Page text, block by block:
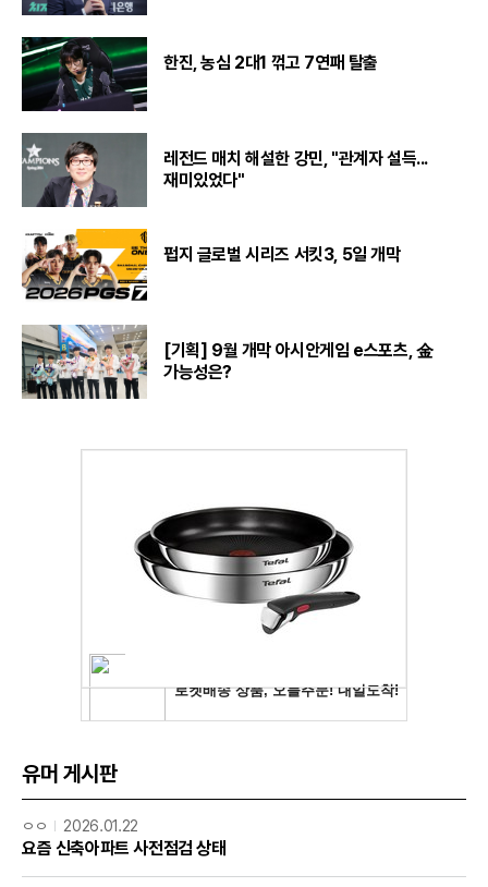
한진, 농심 2대1 꺾고 7연패 탈출
레전드 매치 해설한 강민, "관계자 설득...
재미있었다"
펍지 글로벌 시리즈 서킷3, 5일 개막
[기획] 9월 개막 아시안게임 e스포츠, 金
가능성은?
유머 게시판
ㅇㅇ 2026.01.22
요즘 신축아파트 사전점검 상태